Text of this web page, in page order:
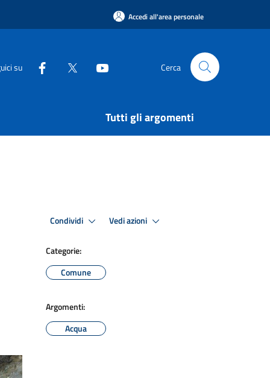
Accedi all'area personale
su Cerca
Tutti gli argomenti
Condividi Vedi azioni
Categorie:
Comune
Argomenti:
Acqua